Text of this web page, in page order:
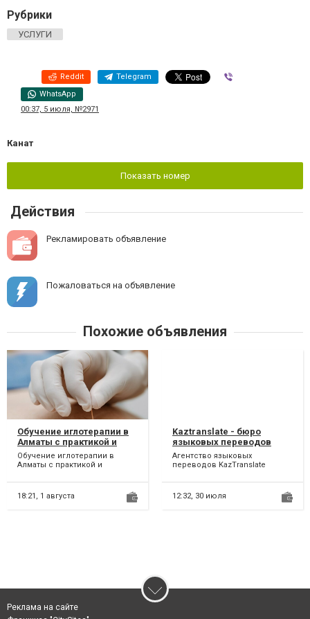
Рубрики
УСЛУГИ
Reddit Telegram
WhatsApp
00:37, 5 июля, №2971
Канат
Показать номер
Действия
Рекламировать объявление
Пожаловаться на объявление
Похожие объявления
Обучение иглотерапии в
Алматы с практикой и
сертификатом
Обучение иглотерапии в
Алматы с практикой и
обучающихся по трое
человек. 80%...
18:21, 1 августа
Kaztranslate - бюро
языковых переводов
Шымкент
Агентство языковых
переводов KazTranslate
письменному и устному
переводу с боле...
12:32, 30 июля
Реклама на сайте